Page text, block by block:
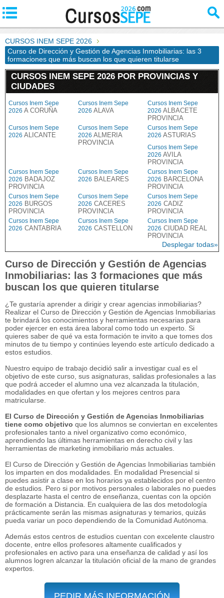
CURSOS INEM SEPE 2026
Curso de Dirección y Gestión de Agencias Inmobiliarias: las 3
formaciones que más buscan los que quieren titularse
CURSOS INEM SEPE 2026 POR PROVINCIAS Y
CIUDADES
Cursos Inem Sepe
2026 A CORUÑA
Cursos Inem Sepe
2026 ALAVA
Cursos Inem Sepe
2026 ALBACETE
PROVINCIA
Cursos Inem Sepe
2026 ALICANTE
Cursos Inem Sepe
2026 ALMERIA
PROVINCIA
Cursos Inem Sepe
2026 ASTURIAS
Cursos Inem Sepe
2026 AVILA
PROVINCIA
Cursos Inem Sepe
2026 BADAJOZ
PROVINCIA
Cursos Inem Sepe
2026 BALEARES
Cursos Inem Sepe
2026 BARCELONA
PROVINCIA
Cursos Inem Sepe
2026 BURGOS
PROVINCIA
Cursos Inem Sepe
2026 CACERES
PROVINCIA
Cursos Inem Sepe
2026 CADIZ
PROVINCIA
Cursos Inem Sepe
2026 CANTABRIA
Cursos Inem Sepe
2026 CASTELLON
Cursos Inem Sepe
2026 CIUDAD REAL
PROVINCIA
Desplegar todas»
Curso de Dirección y Gestión de Agencias
Inmobiliarias: las 3 formaciones que más
buscan los que quieren titularse
¿Te gustaría aprender a dirigir y crear agencias inmobiliarias?
Realizar el Curso de Dirección y Gestión de Agencias Inmobiliarias
te brindará los conocimientos y herramientas necesarias para
poder ejercer en esta área laboral como todo un experto. Si
quieres saber de qué va esta formación te invito a que tomes dos
minutos de tu tiempo y continúes leyendo este artículo dedicado a
estos estudios.
Nuestro equipo de trabajo decidió salir a investigar cual es el
objetivo de este curso, sus asignaturas, salidas profesionales a las
que podrá acceder el alumno una vez alcanzada la titulación,
modalidades en que ofertan y los mejores centros para
matricularse.
El Curso de Dirección y Gestión de Agencias Inmobiliarias
tiene como objetivo que los alumnos se conviertan en excelentes
profesionales tanto a nivel organizativo como económico,
aprendiendo las últimas herramientas en derecho civil y las
herramientas de marketing inmobiliario más actuales.
El Curso de Dirección y Gestión de Agencias Inmobiliarias también
los imparten en dos modalidades. En modalidad Presencial si
puedes asistir a clase en los horarios ya establecidos por el centro
de estudios. Pero si por motivos personales o laborales no puedes
desplazarte hasta el centro de enseñanza, cuentas con la opción
de formación a Distancia. En cualquiera de las dos metodología
prácticamente serán las mismas asignaturas y temarios, quizás
pueda variar un poco dependiendo de la Comunidad Autónoma.
Además estos centros de estudios cuentan con excelente claustro
docente, entre ellos profesores altamente cualificados y
profesionales en activo para una enseñanza de calidad y así los
alumnos logren alcanzar la titulación oficial de la mano de grandes
expertos.
PEDIR MÁS INFORMACIÓN